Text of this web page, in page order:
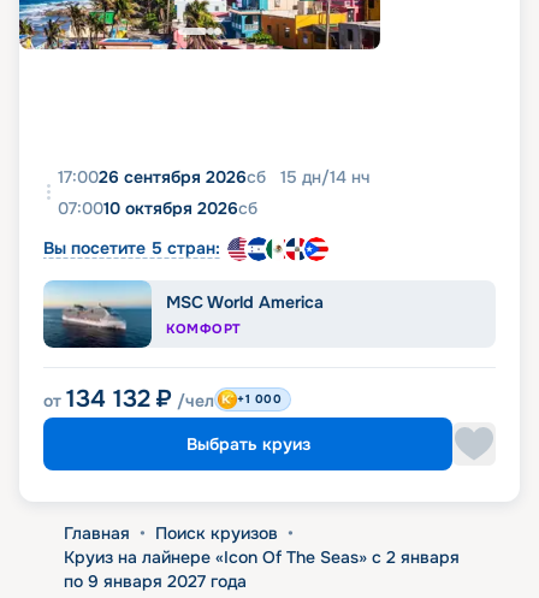
17:0026 сентября 2026сб 15 дн/14 нч
07:0010 октября 2026сб
Вы посетите 5 стран:
MSC World America
КОМФОРТ
от 134 132 ₽ /чел +1 000
Выбрать круиз
Главная • Поиск круизов •
Круиз на лайнере «Icon Of The Seas» с 2 января
по 9 января 2027 года